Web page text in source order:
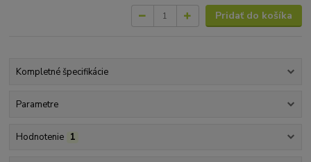
Pridať do košíka
Kompletné špecifikácie
Parametre
Hodnotenie 1